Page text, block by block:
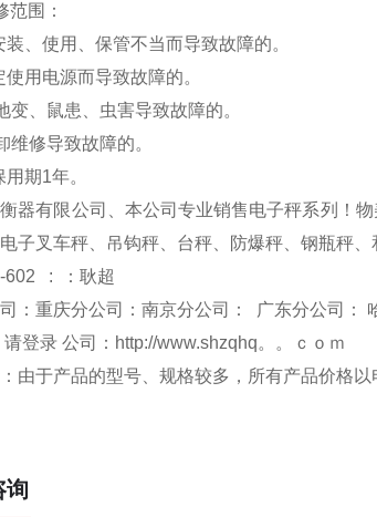
范围：
装、使用、保管不当而导致故障的。
用电源而导致故障的。
变、鼠患、虫害导致故障的。
维修导致故障的。
期1年。
衡器有限公司、本公司专业销售电子秤系列！
电子叉车秤、吊钩秤、台秤、防爆秤、钢瓶秤
-602 : ：耿超
：重庆分公司：南京分公司： 广东分公司：
登录 公司： http://www.shzqhq。。ｃｏｍ
由于产品的型号、规格较多，所有产品价格以
询